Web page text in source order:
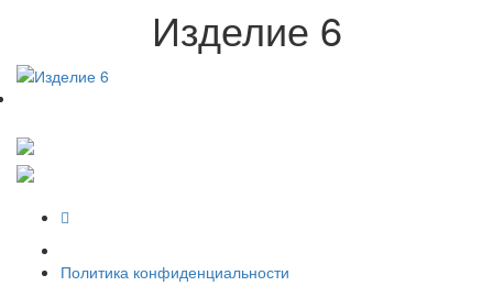
Изделие 6
Политика конфиденциальности